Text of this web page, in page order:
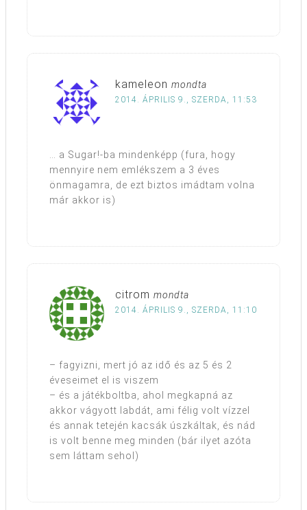
kameleon mondta
2014. ÁPRILIS 9., SZERDA, 11:53
… a Sugar!-ba mindenképp (fura, hogy
mennyire nem emlékszem a 3 éves
önmagamra, de ezt biztos imádtam volna
már akkor is)
citrom mondta
2014. ÁPRILIS 9., SZERDA, 11:10
– fagyizni, mert jó az idő és az 5 és 2
éveseimet el is viszem
– és a játékboltba, ahol megkapná az
akkor vágyott labdát, ami félig volt vízzel
és annak tetején kacsák úszkáltak, és nád
is volt benne meg minden (bár ilyet azóta
sem láttam sehol)